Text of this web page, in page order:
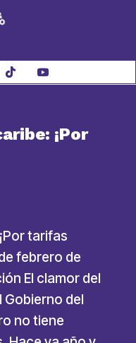
¡Por
tarifas
febrero de
El clamor del
Gobierno del
no tiene